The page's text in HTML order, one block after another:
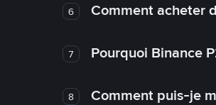
6 Comment acheter
7 Pourquoi Binance
8 Comment puis-je